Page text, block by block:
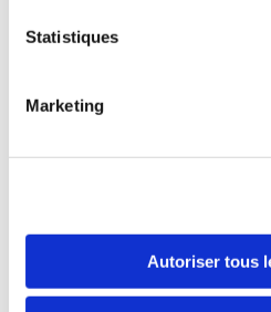
Statistiques
Marketing
Autoriser tous
0
Laisser un